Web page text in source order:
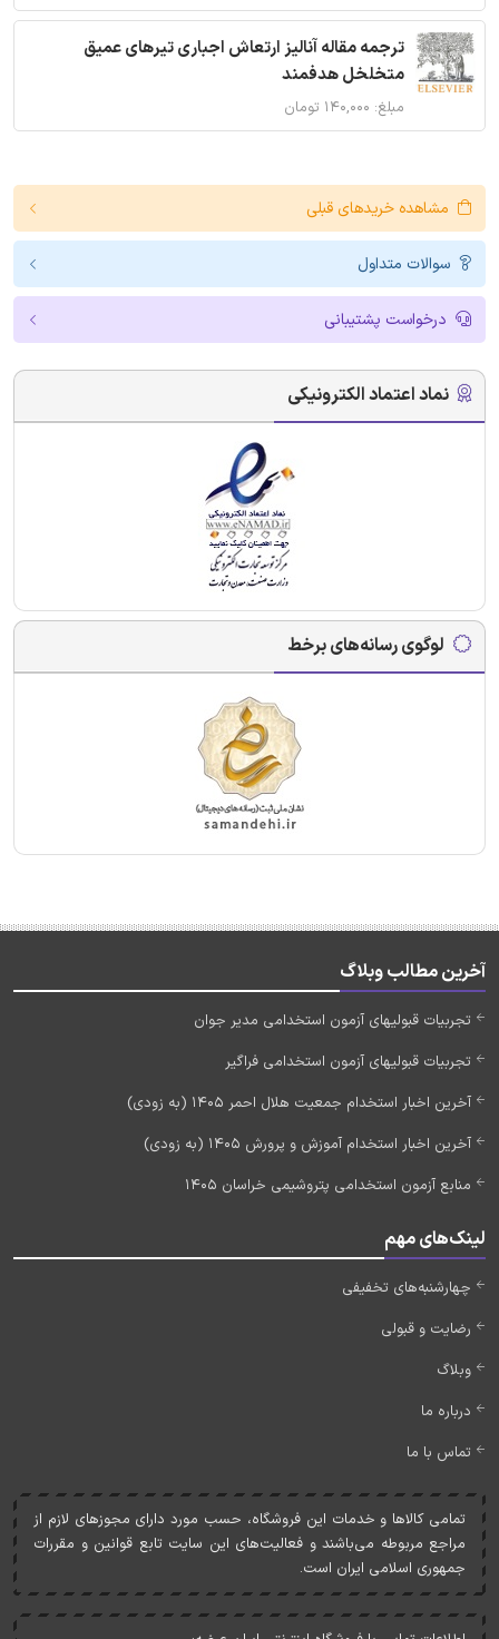
ترجمه مقاله آنالیز ارتعاش اجباری تیرهای عمیق
متخلخل هدفمند
مبلغ: ۱۴۰,۰۰۰ تومان
مشاهده خریدهای قبلی
سوالات متداول
درخواست پشتیبانی
نماد اعتماد الکترونیکی
لوگوی رسانه‌های برخط
آخرین مطالب وبلاگ
تجربیات قبولیهای آزمون استخدامی مدیر جوان
تجربیات قبولیهای آزمون استخدامی فراگیر
آخرین اخبار استخدام جمعیت هلال احمر 1405 (به زودی)
آخرین اخبار استخدام آموزش و پرورش 1405 (به زودی)
منابع آزمون استخدامی پتروشیمی خراسان 1405
لینک‌های مهم
چهارشنبه‌های تخفیفی
رضایت و قبولی
وبلاگ
درباره ما
تماس با ما
تمامی کالاها و خدمات اين فروشگاه، حسب مورد دارای مجوزهای لازم از
مراجع مربوطه می‌باشند و فعاليت‌های اين سايت تابع قوانين و مقررات
جمهوری اسلامی ايران است.